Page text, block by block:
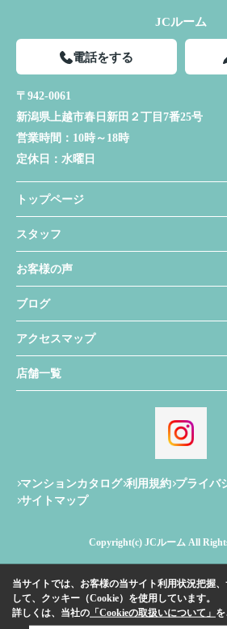
JCルーム
電話をする
〒942-0061
新潟県上越市春日新田２丁目7番25号
営業時間： 10時～18時
定休日： 水曜日
トップページ
スタッフ
お客様の声
ブログ
アクセスマップ
店舗一覧
マンションカタログ 利用規約 プライバ
サイトマップ
Copyright(c) JCルーム All
当サイトでは、お客様の当サイト利用状況把握
して、クッキー（Cookie）を使用しています。
詳しくは、当社の 「Cookieの取扱いについて」